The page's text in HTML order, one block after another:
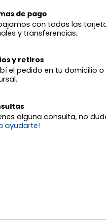
de pago
con todas las
y transferencias.
y retiros
el pedido en tu domicilio
alguna consulta, no
ayudarte!